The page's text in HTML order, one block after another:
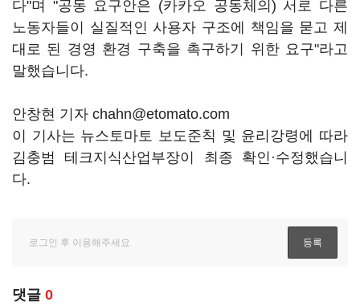
다"며 "공동 요구안은 (카카오 공동체의) 서로 다른
노동자들이 실질적인 사용자 구조에 책임을 묻고 제
대로 된 경영 환경 구축을 촉구하기 위한 요구"라고
말했습니다.
안창현 기자 chahn@etomato.com
이 기사는 뉴스토마토 보도준칙 및 윤리강령에 따라
김충범 테크지식산업부장이 최종 확인·수정했습니
다.
댓글 0